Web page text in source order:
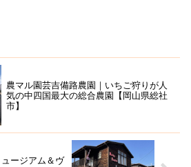
農マル園芸吉備路農園｜いちご狩りが人
気の中四国最大の総合農園【岡山県総社
市】
ージアム＆ヴ